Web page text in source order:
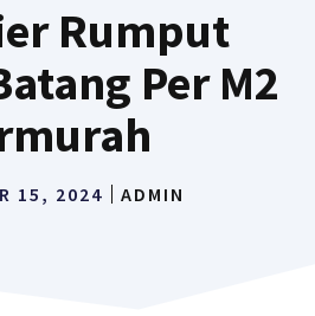
Rumput
Per M2
15, 2024 ADMIN